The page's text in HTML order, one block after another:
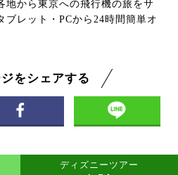
地から東京への飛行機の旅をサ
ブレット・PCから24時間簡単オ
をシェアする
ディズニーツアー